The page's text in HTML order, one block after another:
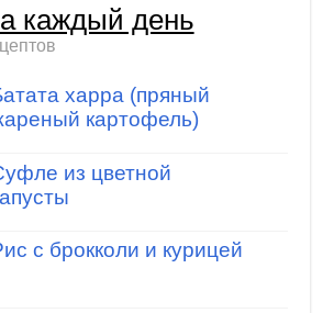
каждый день
харра (пряный
картофель)
из цветной
с брокколи и курицей